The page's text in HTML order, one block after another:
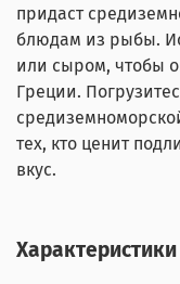
придаст
блюдам из рыбы.
или сыром, чтобы
Греции.
тех, кто ценит
вкус.
Характеристики